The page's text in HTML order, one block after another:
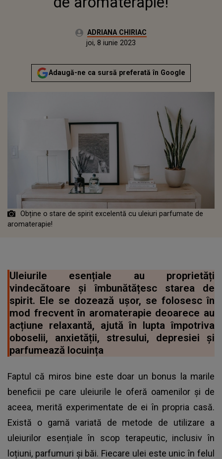
Autor:ADRIANA CHIRIAC
Actualizat:
joi, 8 iunie 2023
Adaugă-ne ca sursă preferată în Google
Obține o stare de spirit excelentă cu uleiuri parfumate de
aromaterapie!
Uleiurile esențiale au proprietăți
vindecătoare și îmbunătățesc starea de
spirit. Ele se dozează ușor, se folosesc în
mod frecvent în aromaterapie deoarece au
acțiune relaxantă, ajută în lupta împotriva
oboselii, anxietății, stresului, depresiei și
parfumează locuința
Faptul că miros bine este doar un bonus la marile
beneficii pe care uleiurile le oferă oamenilor și de
aceea, merită experimentate de ei în propria casă.
Există o gamă variată de metode de utilizare a
uleiurilor esențiale în scop terapeutic, inclusiv în
loțiuni, parfumuri și băi. Fiecare ulei este unic în felul